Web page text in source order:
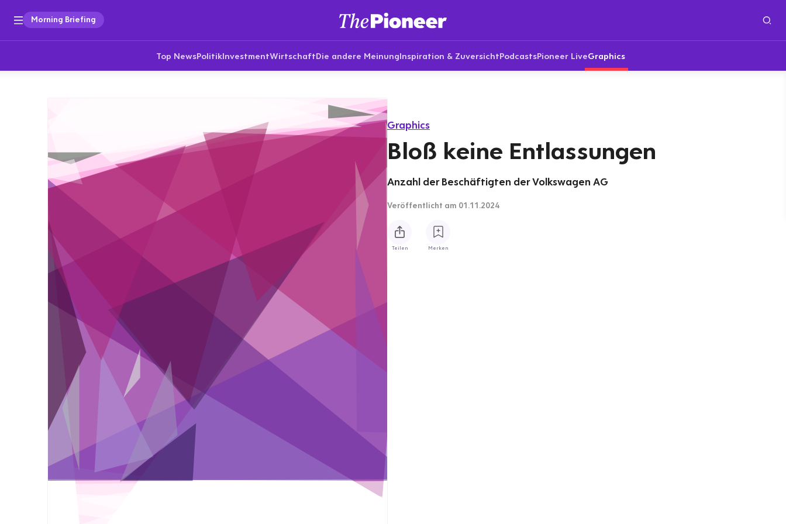
Morning Briefing
Top NewsPolitikInvestmentWirtschaftDie andere MeinungInspiration & ZuversichtPodcastsPioneer LiveGraphics
Graphics
Bloß keine Entlassungen
Anzahl der Beschäftigten der Volkswagen AG
Veröffentlicht am 01.11.2024
Teilen Merken